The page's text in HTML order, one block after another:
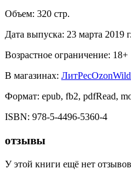
Объем: 320 стр.
Дата выпуска: 23 марта 2019 г.
Возрастное ограничение: 18+
В магазинах: ЛитРесOzon
Формат: epub, fb2, pdfRead,
ISBN: 978-5-4496-5360-4
отзывы
У этой книги ещё нет